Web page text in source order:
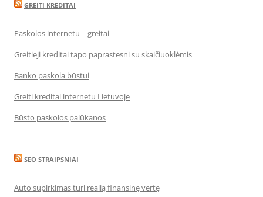
GREITI KREDITAI
Paskolos internetu – greitai
Greitieji kreditai tapo paprastesni su skaičiuoklėmis
Banko paskola būstui
Greiti kreditai internetu Lietuvoje
Būsto paskolos palūkanos
SEO STRAIPSNIAI
Auto supirkimas turi realią finansinę vertę